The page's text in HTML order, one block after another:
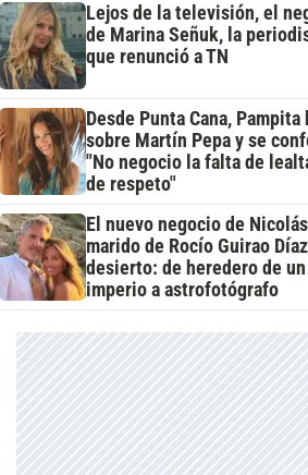
Lejos de la televisión, el
de Marina Señuk, la
que renunció a TN
Desde Punta Cana, Pampita
sobre Martín Pepa y se
"No negocio la falta de
de respeto"
El nuevo negocio de
marido de Rocío Guirao Díaz
desierto: de heredero de un
imperio a astrofotógrafo